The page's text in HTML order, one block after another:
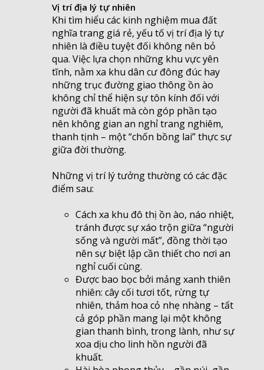
Vị trí địa lý tự nhiên
Khi tìm hiểu các kinh nghiệm mua đất
nghĩa trang giá rẻ, yếu tố vị trí địa lý tự
nhiên là điều tuyệt đối không nên bỏ
qua. Việc lựa chọn những khu vực yên
tĩnh, nằm xa khu dân cư đông đúc hay
những trục đường giao thông ồn ào
không chỉ thể hiện sự tôn kính đối với
người đã khuất mà còn góp phần tạo
nên không gian an nghỉ trang nghiêm,
thanh tịnh – một “chốn bồng lai” thực sự
giữa đời thường.
Những vị trí lý tưởng thường có các đặc
điểm sau:
Cách xa khu đô thị ồn ào, náo nhiệt,
tránh được sự xáo trộn giữa “người
sống và người mất”, đồng thời tạo
nên sự biệt lập cần thiết cho nơi an
nghỉ cuối cùng.
Được bao bọc bởi mảng xanh thiên
nhiên: cây cối tươi tốt, rừng tự
nhiên, thảm hoa cỏ nhẹ nhàng – tất
cả góp phần mang lại một không
gian thanh bình, trong lành, như sự
xoa dịu cho linh hồn người đã
khuất.